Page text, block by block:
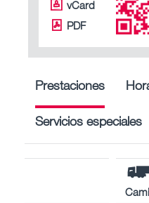
vCard
PDF
Prestaciones
Servicios especiales